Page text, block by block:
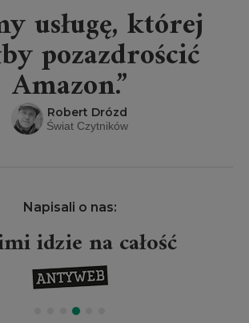
usługę, której
pozazdrościć
Amazon.”
Robert Drózd
Świat Czytników
Napisali o nas:
idzie na całość